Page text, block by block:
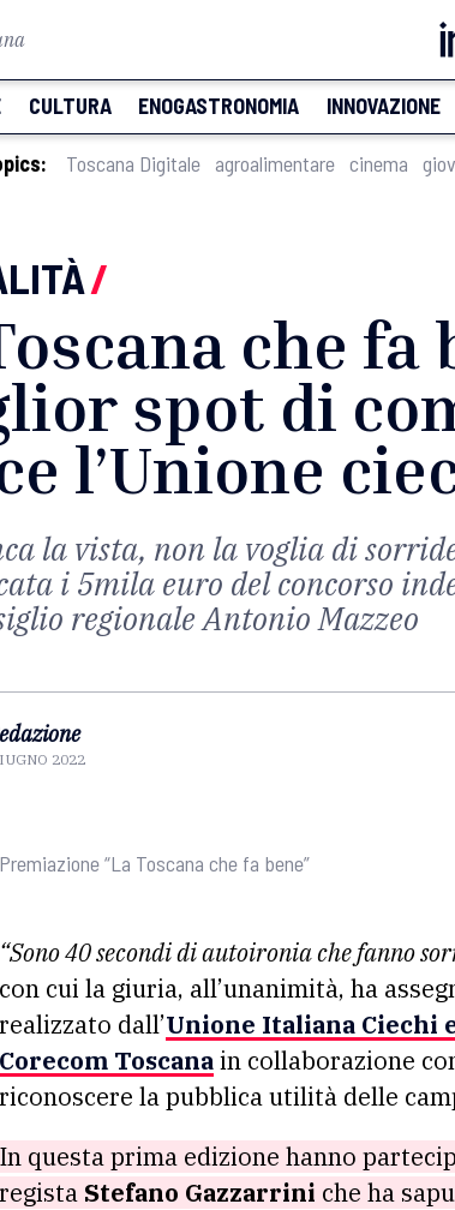
CULTURA ENOGASTRONOMIA INNOVAZIONE
Toscana Digitale agroalimentare cinema
/
che
spot di
l’Unione
la vista, non la voglia di
i 5mila euro del concorso
regionale Antonio Mazzeo
2022
Premiazione “La Toscana che fa bene”
“Sono 40 secondi di autoironia che fanno
con cui la giuria, all’unanimità, ha
realizzato dall’Unione Italiana Ciechi
Corecom Toscanain collaborazione
riconoscere la pubblica utilità delle
In questa prima edizione hanno
regista Stefano Gazzarrini che ha